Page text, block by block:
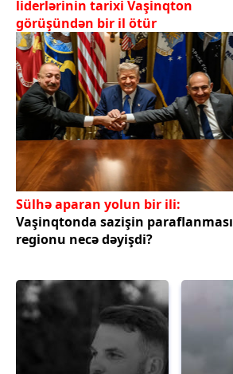
liderlərinin tarixi Vaşinqton
görüşündən bir il ötür
Sülhə aparan yolun bir ili:
Vaşinqtonda sazişin paraflanması
regionu necə dəyişdi?